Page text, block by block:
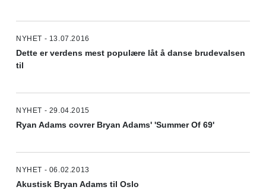
NYHET - 13.07.2016
Dette er verdens mest populære låt å danse brudevalsen
til
NYHET - 29.04.2015
Ryan Adams covrer Bryan Adams' 'Summer Of 69'
NYHET - 06.02.2013
Akustisk Bryan Adams til Oslo